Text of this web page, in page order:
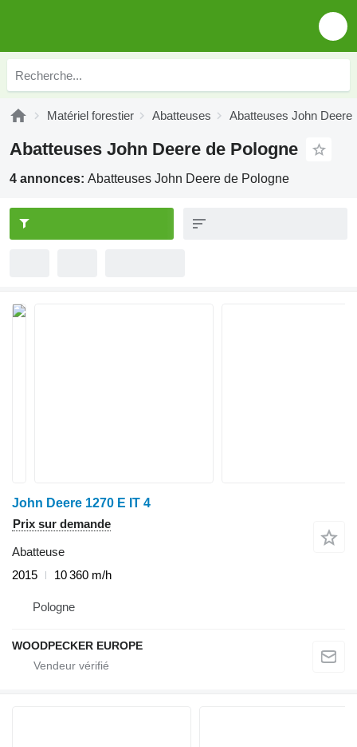
Matériel forestier Abatteuses Abatteuses John Deere
Abatteuses John Deere de Pologne
4 annonces: Abatteuses John Deere de Pologne
John Deere 1270 E IT 4
Prix sur demande
Abatteuse
2015
10 360 m/h
Pologne
WOODPECKER EUROPE